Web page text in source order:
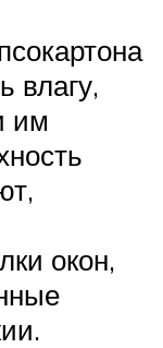
влагу,
им
окон,